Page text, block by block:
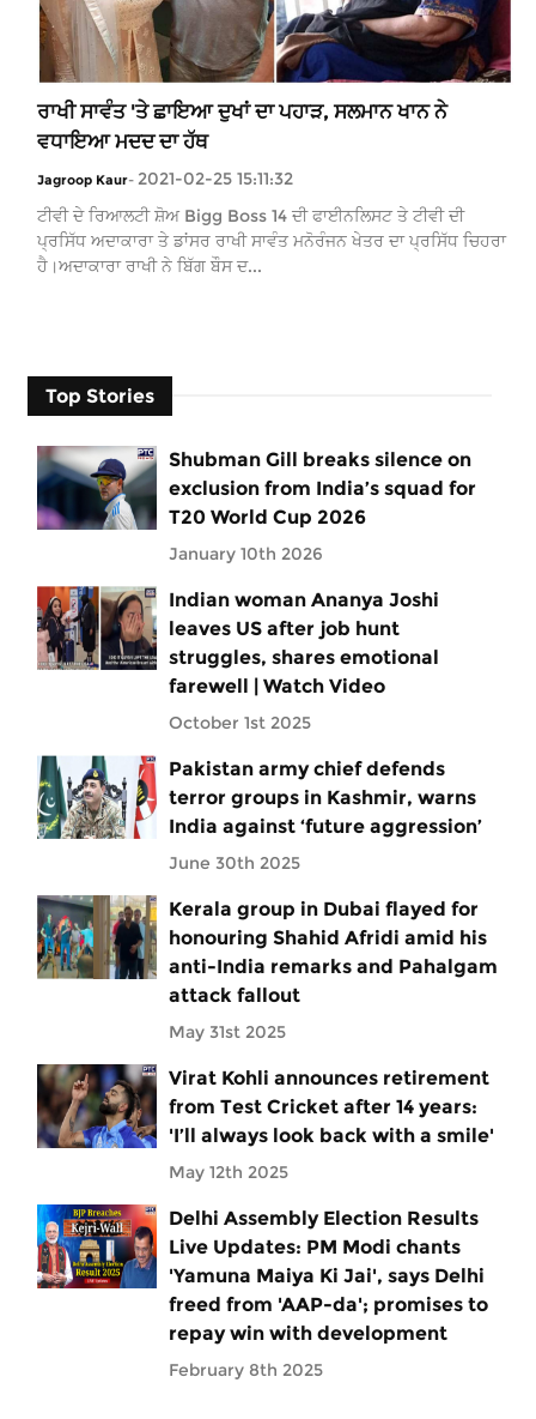
ਰਾਖੀ ਸਾਵੰਤ 'ਤੇ ਛਾਇਆ ਦੁਖਾਂ ਦਾ ਪਹਾੜ, ਸਲਮਾਨ ਖਾਨ ਨੇ
ਵਧਾਇਆ ਮਦਦ ਦਾ ਹੱਥ
Jagroop Kaur- 2021-02-25 15:11:32
ਟੀਵੀ ਦੇ ਰਿਆਲਟੀ ਸ਼ੋਅ Bigg Boss 14 ਦੀ ਫਾਈਨਲਿਸਟ ਤੇ ਟੀਵੀ ਦੀ
ਪ੍ਰਸਿੱਧ ਅਦਾਕਾਰਾ ਤੇ ਡਾਂਸਰ ਰਾਖੀ ਸਾਵੰਤ ਮਨੋਰੰਜਨ ਖੇਤਰ ਦਾ ਪ੍ਰਸਿੱਧ ਚਿਹਰਾ
ਹੈ।ਅਦਾਕਾਰਾ ਰਾਖੀ ਨੇ ਬਿੱਗ ਬੌਸ ਦ...
Top Stories
Shubman Gill breaks silence on
exclusion from India’s squad for
T20 World Cup 2026
January 10th 2026
Indian woman Ananya Joshi
leaves US after job hunt
struggles, shares emotional
farewell | Watch Video
October 1st 2025
Pakistan army chief defends
terror groups in Kashmir, warns
India against ‘future aggression’
June 30th 2025
Kerala group in Dubai flayed for
honouring Shahid Afridi amid his
anti-India remarks and Pahalgam
attack fallout
May 31st 2025
Virat Kohli announces retirement
from Test Cricket after 14 years:
'I’ll always look back with a smile'
May 12th 2025
Delhi Assembly Election Results
Live Updates: PM Modi chants
'Yamuna Maiya Ki Jai', says Delhi
freed from 'AAP-da'; promises to
repay win with development
February 8th 2025